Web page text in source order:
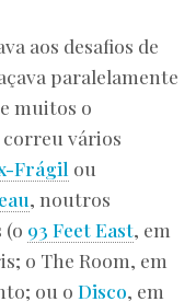
aos desafios de
paralelamente
muitos o
correu vários
Frágil ou
, noutros
(o 93 Feet East, em
o The Room, em
ou o Disco, em